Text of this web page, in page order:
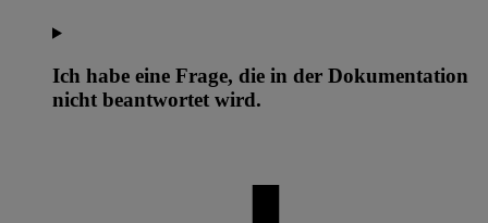
Ich habe eine Frage, die in der Dokumentation
nicht beantwortet wird.